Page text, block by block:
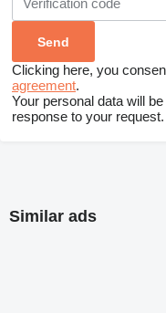
Clicking here, you
agreement.
Your personal data will
response to your request.
Similar ads